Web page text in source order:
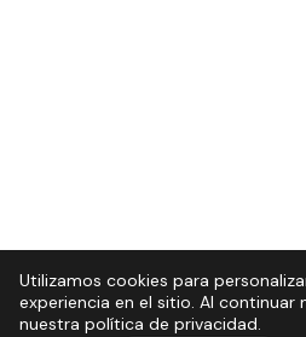
Utilizamos cookies para
experiencia en el sitio. Al continuar
nuestra política de privacidad.